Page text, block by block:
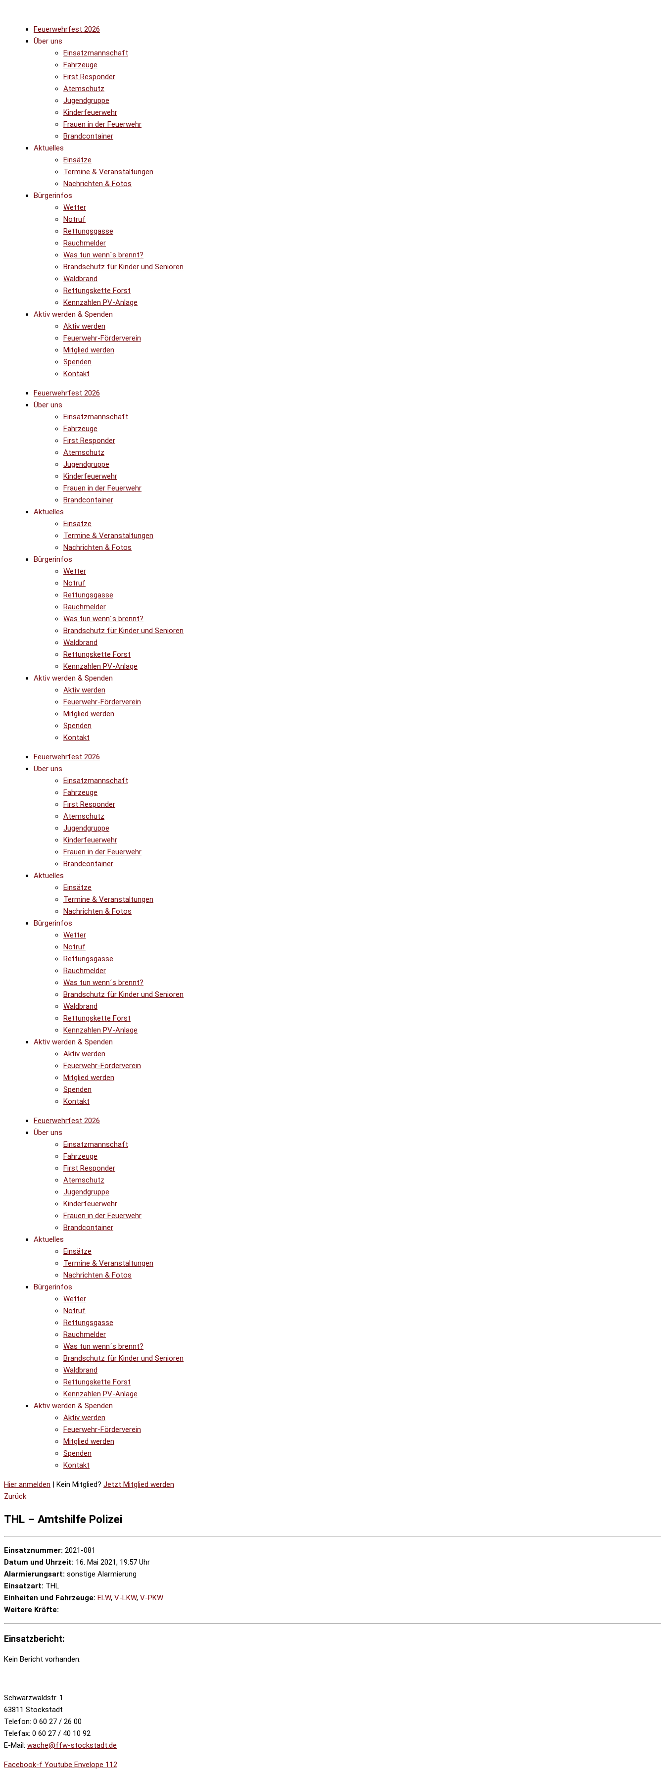
springen
Feuerwehrfest 2026
Über uns
Einsatzmannschaft
Fahrzeuge
First Responder
Atemschutz
Jugendgruppe
Kinderfeuerwehr
Frauen in der Feuerwehr
Brandcontainer
Aktuelles
Einsätze
Termine & Veranstaltungen
Nachrichten & Fotos
Bürgerinfos
Wetter
Notruf
Rettungsgasse
Rauchmelder
Was tun wenn´s brennt?
Brandschutz für Kinder und Senioren
Waldbrand
Rettungskette Forst
Kennzahlen PV-Anlage
Aktiv werden & Spenden
Aktiv werden
Feuerwehr-Förderverein
Mitglied werden
Spenden
Kontakt
Feuerwehrfest 2026
Über uns
Einsatzmannschaft
Fahrzeuge
First Responder
Atemschutz
Jugendgruppe
Kinderfeuerwehr
Frauen in der Feuerwehr
Brandcontainer
Aktuelles
Einsätze
Termine & Veranstaltungen
Nachrichten & Fotos
Bürgerinfos
Wetter
Notruf
Rettungsgasse
Rauchmelder
Was tun wenn´s brennt?
Brandschutz für Kinder und Senioren
Waldbrand
Rettungskette Forst
Kennzahlen PV-Anlage
Aktiv werden & Spenden
Aktiv werden
Feuerwehr-Förderverein
Mitglied werden
Spenden
Kontakt
Feuerwehrfest 2026
Über uns
Einsatzmannschaft
Fahrzeuge
First Responder
Atemschutz
Jugendgruppe
Kinderfeuerwehr
Frauen in der Feuerwehr
Brandcontainer
Aktuelles
Einsätze
Termine & Veranstaltungen
Nachrichten & Fotos
Bürgerinfos
Wetter
Notruf
Rettungsgasse
Rauchmelder
Was tun wenn´s brennt?
Brandschutz für Kinder und Senioren
Waldbrand
Rettungskette Forst
Kennzahlen PV-Anlage
Aktiv werden & Spenden
Aktiv werden
Feuerwehr-Förderverein
Mitglied werden
Spenden
Kontakt
Feuerwehrfest 2026
Über uns
Einsatzmannschaft
Fahrzeuge
First Responder
Atemschutz
Jugendgruppe
Kinderfeuerwehr
Frauen in der Feuerwehr
Brandcontainer
Aktuelles
Einsätze
Termine & Veranstaltungen
Nachrichten & Fotos
Bürgerinfos
Wetter
Notruf
Rettungsgasse
Rauchmelder
Was tun wenn´s brennt?
Brandschutz für Kinder und Senioren
Waldbrand
Rettungskette Forst
Kennzahlen PV-Anlage
Aktiv werden & Spenden
Aktiv werden
Feuerwehr-Förderverein
Mitglied werden
Spenden
Kontakt
Hier anmelden | Kein Mitglied? Jetzt Mitglied werden
Zurück
THL – Amtshilfe Polizei
Einsatznummer: 2021-081
Datum und Uhrzeit: 16. Mai 2021, 19:57 Uhr
Alarmierungsart: sonstige Alarmierung
Einsatzart: THL
Einheiten und Fahrzeuge: ELW, V-LKW, V-PKW
Weitere Kräfte:
Einsatzbericht:
Kein Bericht vorhanden.
Schwarzwaldstr. 1
63811 Stockstadt
Telefon: 0 60 27 / 26 00
Telefax: 0 60 27 / 40 10 92
E-Mail: wache@ffw-stockstadt.de
Facebook-f Youtube Envelope 112